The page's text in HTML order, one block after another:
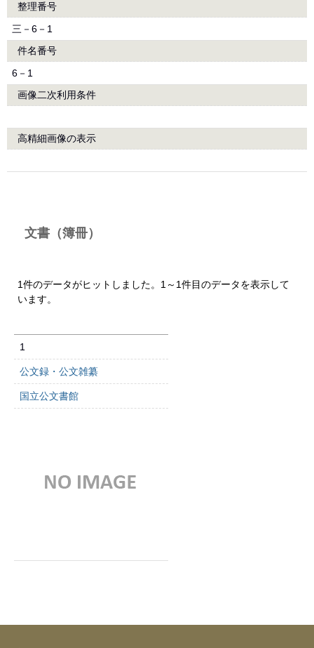
整理番号
三－6－1
件名番号
6－1
画像二次利用条件
高精細画像の表示
文書（簿冊）
1件のデータがヒットしました。1～1件目のデータを表示して
います。
1
公文録・公文雑纂
国立公文書館